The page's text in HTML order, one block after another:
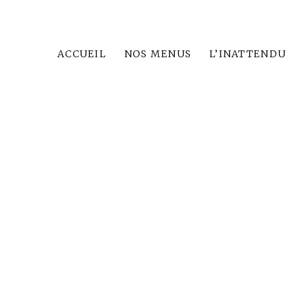
ACCUEIL NOS MENUS L’INATTENDU